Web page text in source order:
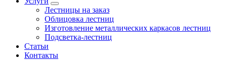
Лестницы на заказ
Облицовка лестниц
Изготовление металлических каркасов лестниц
Подсветка-лестниц
Статьи
Контакты